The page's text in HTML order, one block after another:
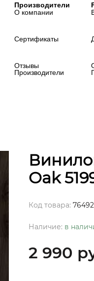
Производители
О компании
Сертификаты
Отзывы
Производители
Oak
Код товара:
Наличие: в
2 990